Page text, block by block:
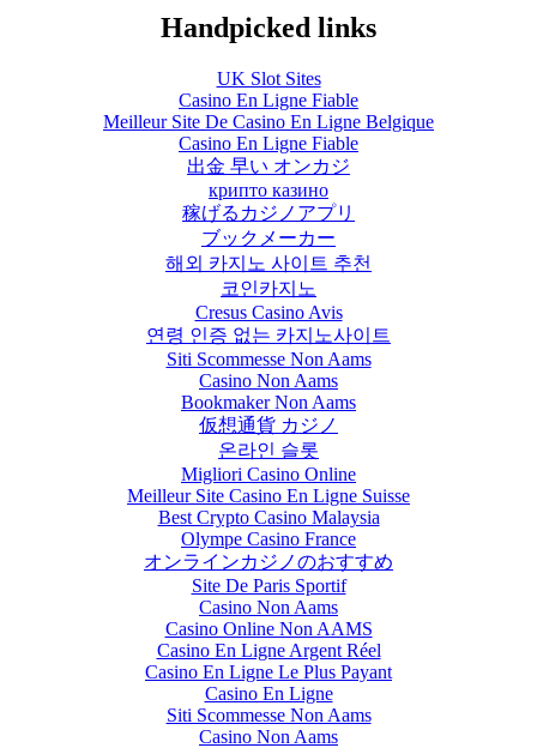
Handpicked links
UK Slot Sites
Casino En Ligne Fiable
Meilleur Site De Casino En Ligne Belgique
Casino En Ligne Fiable
出金 早い オンカジ
крипто казино
稼げるカジノアプリ
ブックメーカー
해외 카지노 사이트 추천
코인카지노
Cresus Casino Avis
연령 인증 없는 카지노사이트
Siti Scommesse Non Aams
Casino Non Aams
Bookmaker Non Aams
仮想通貨 カジノ
온라인 슬롯
Migliori Casino Online
Meilleur Site Casino En Ligne Suisse
Best Crypto Casino Malaysia
Olympe Casino France
オンラインカジノのおすすめ
Site De Paris Sportif
Casino Non Aams
Casino Online Non AAMS
Casino En Ligne Argent Réel
Casino En Ligne Le Plus Payant
Casino En Ligne
Siti Scommesse Non Aams
Casino Non Aams